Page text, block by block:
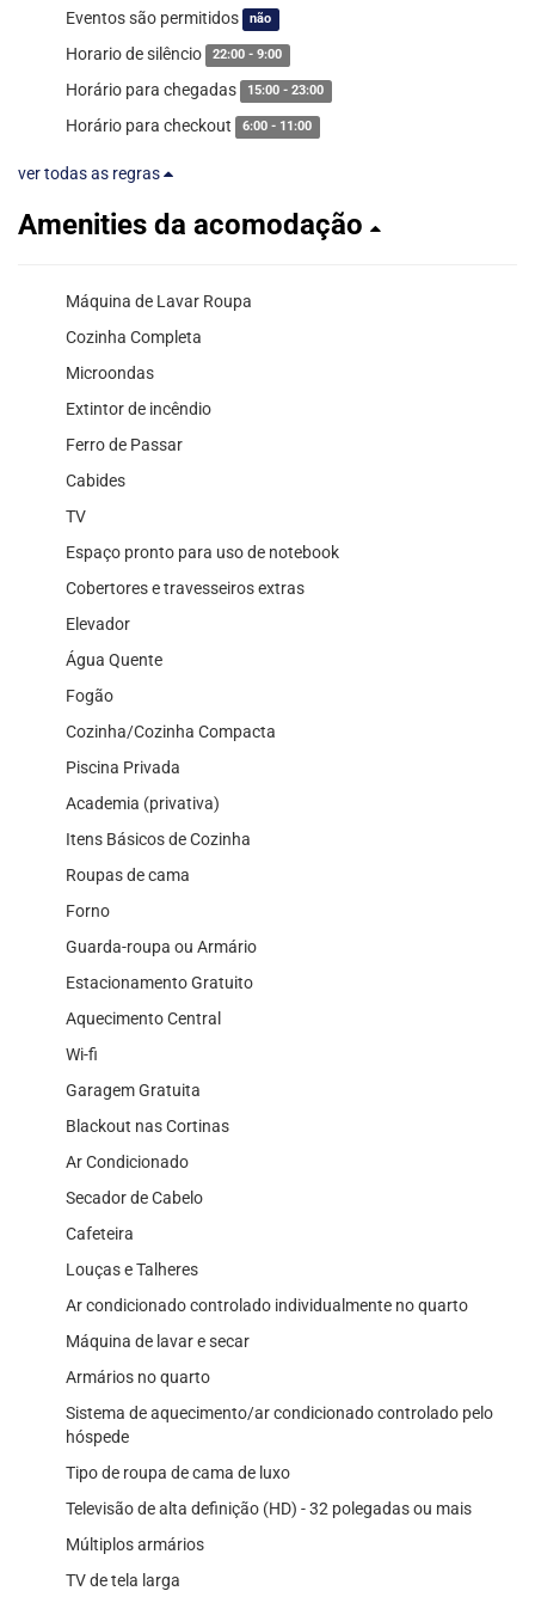
Eventos são permitidos não
Horario de silêncio 22:00 - 9:00
Horário para chegadas 15:00 - 23:00
Horário para checkout 6:00 - 11:00
ver todas as regras
Amenities da acomodação
Máquina de Lavar Roupa
Cozinha Completa
Microondas
Extintor de incêndio
Ferro de Passar
Cabides
TV
Espaço pronto para uso de notebook
Cobertores e travesseiros extras
Elevador
Água Quente
Fogão
Cozinha/Cozinha Compacta
Piscina Privada
Academia (privativa)
Itens Básicos de Cozinha
Roupas de cama
Forno
Guarda-roupa ou Armário
Estacionamento Gratuito
Aquecimento Central
Wi-fi
Garagem Gratuita
Blackout nas Cortinas
Ar Condicionado
Secador de Cabelo
Cafeteira
Louças e Talheres
Ar condicionado controlado individualmente no quarto
Máquina de lavar e secar
Armários no quarto
Sistema de aquecimento/ar condicionado controlado pelo
hóspede
Tipo de roupa de cama de luxo
Televisão de alta definição (HD) - 32 polegadas ou mais
Múltiplos armários
TV de tela larga